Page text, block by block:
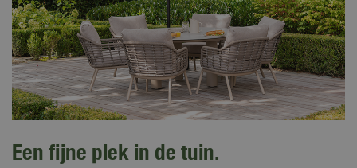
Een fijne plek in de tuin.